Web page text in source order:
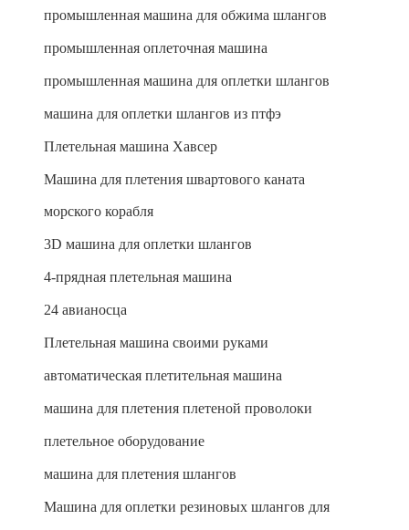
промышленная машина для обжима шлангов
промышленная оплеточная машина
промышленная машина для оплетки шлангов
машина для оплетки шлангов из птфэ
Плетельная машина Хавсер
Машина для плетения швартового каната
морского корабля
3D машина для оплетки шлангов
4-прядная плетельная машина
24 авианосца
Плетельная машина своими руками
автоматическая плетительная машина
машина для плетения плетеной проволоки
плетельное оборудование
машина для плетения шлангов
Машина для оплетки резиновых шлангов для